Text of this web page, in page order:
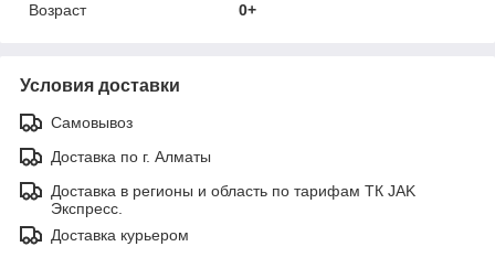
Возраст
0+
Условия доставки
Самовывоз
Доставка по г. Алматы
Доставка в регионы и область по тарифам ТК JAK
Экспресс.
Доставка курьером